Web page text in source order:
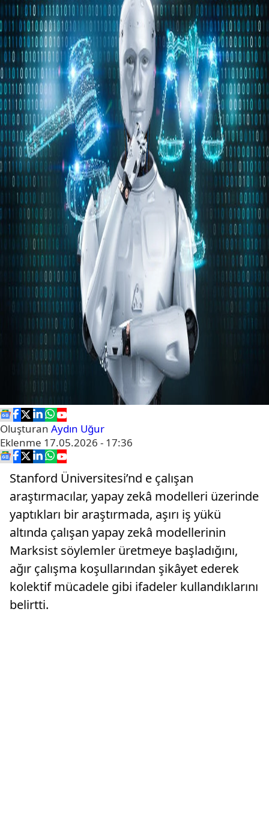
Oluşturan Aydın Uğur
Eklenme 17.05.2026 - 17:36
Stanford Üniversitesi’nd e çalışan
araştırmacılar, yapay zekâ modelleri üzerinde
yaptıkları bir araştırmada, aşırı iş yükü
altında çalışan yapay zekâ modellerinin
Marksist söylemler üretmeye başladığını,
ağır çalışma koşullarından şikâyet ederek
kolektif mücadele gibi ifadeler kullandıklarını
belirtti.